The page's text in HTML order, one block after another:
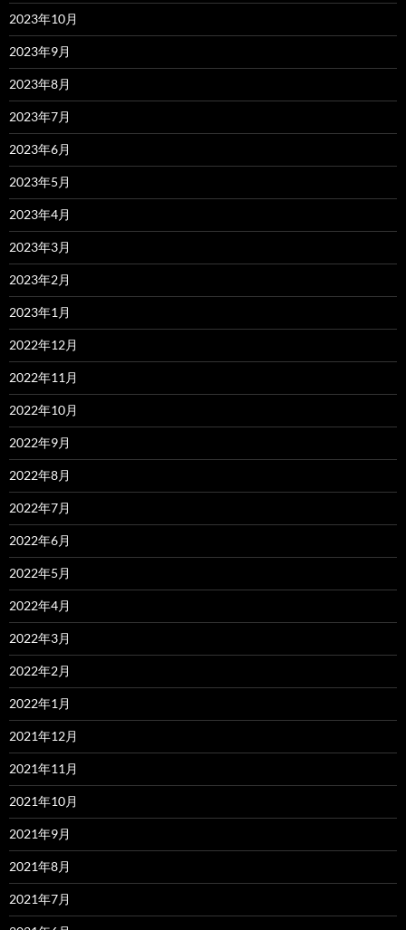
2023年10月
2023年9月
2023年8月
2023年7月
2023年6月
2023年5月
2023年4月
2023年3月
2023年2月
2023年1月
2022年12月
2022年11月
2022年10月
2022年9月
2022年8月
2022年7月
2022年6月
2022年5月
2022年4月
2022年3月
2022年2月
2022年1月
2021年12月
2021年11月
2021年10月
2021年9月
2021年8月
2021年7月